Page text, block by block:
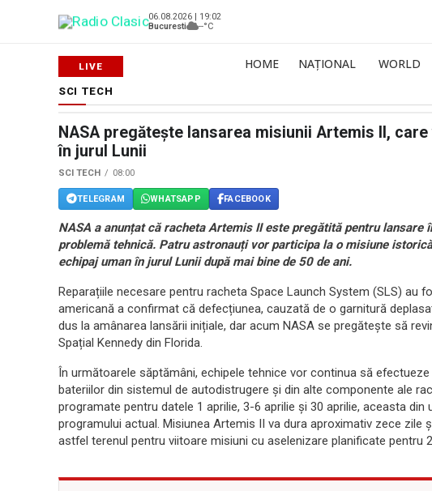
06.08.2026 | 19:02
Bucuresti
--°C
HOME NAȚIONAL WORLD
SCI TECH
NASA pregătește lansarea misiunii Artemis II,
în jurul Lunii
SCI TECH 08:00
TELEGRAM WHATSAPP FACEBOOK
NASA a anunțat că racheta Artemis II este pregătită pentru lansare
problemă tehnică. Patru astronauți vor participa la o misiune
echipaj uman în jurul Lunii după mai bine de 50 de ani.
Reparațiile necesare pentru racheta Space Launch System (SLS) au
americană a confirmat că defecțiunea, cauzată de o garnitură
dus la amânarea lansării inițiale, dar acum NASA se pregătește să
Spațial Kennedy din Florida.
În următoarele săptămâni, echipele tehnice vor continua să
bateriilor din sistemul de autodistrugere și din alte componente ale
programate pentru datele 1 aprilie, 3-6 aprilie și 30 aprilie, aceasta
programului actual. Misiunea Artemis II va dura aproximativ zece zile
astfel terenul pentru viitoare misiuni cu aselenizare planificate pentru